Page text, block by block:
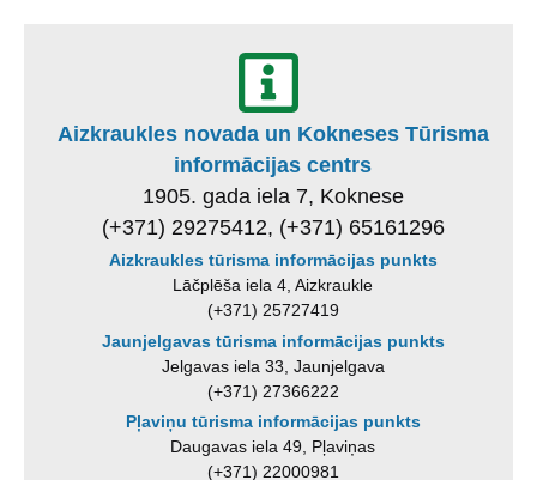
Aizkraukles novada un Kokneses Tūrisma
informācijas centrs
1905. gada iela 7, Koknese
(+371) 29275412, (+371) 65161296
Aizkraukles tūrisma informācijas punkts
Lāčplēša iela 4, Aizkraukle
(+371) 25727419
Jaunjelgavas tūrisma informācijas punkts
Jelgavas iela 33, Jaunjelgava
(+371) 27366222
Pļaviņu tūrisma informācijas punkts
Daugavas iela 49, Pļaviņas
(+371) 22000981